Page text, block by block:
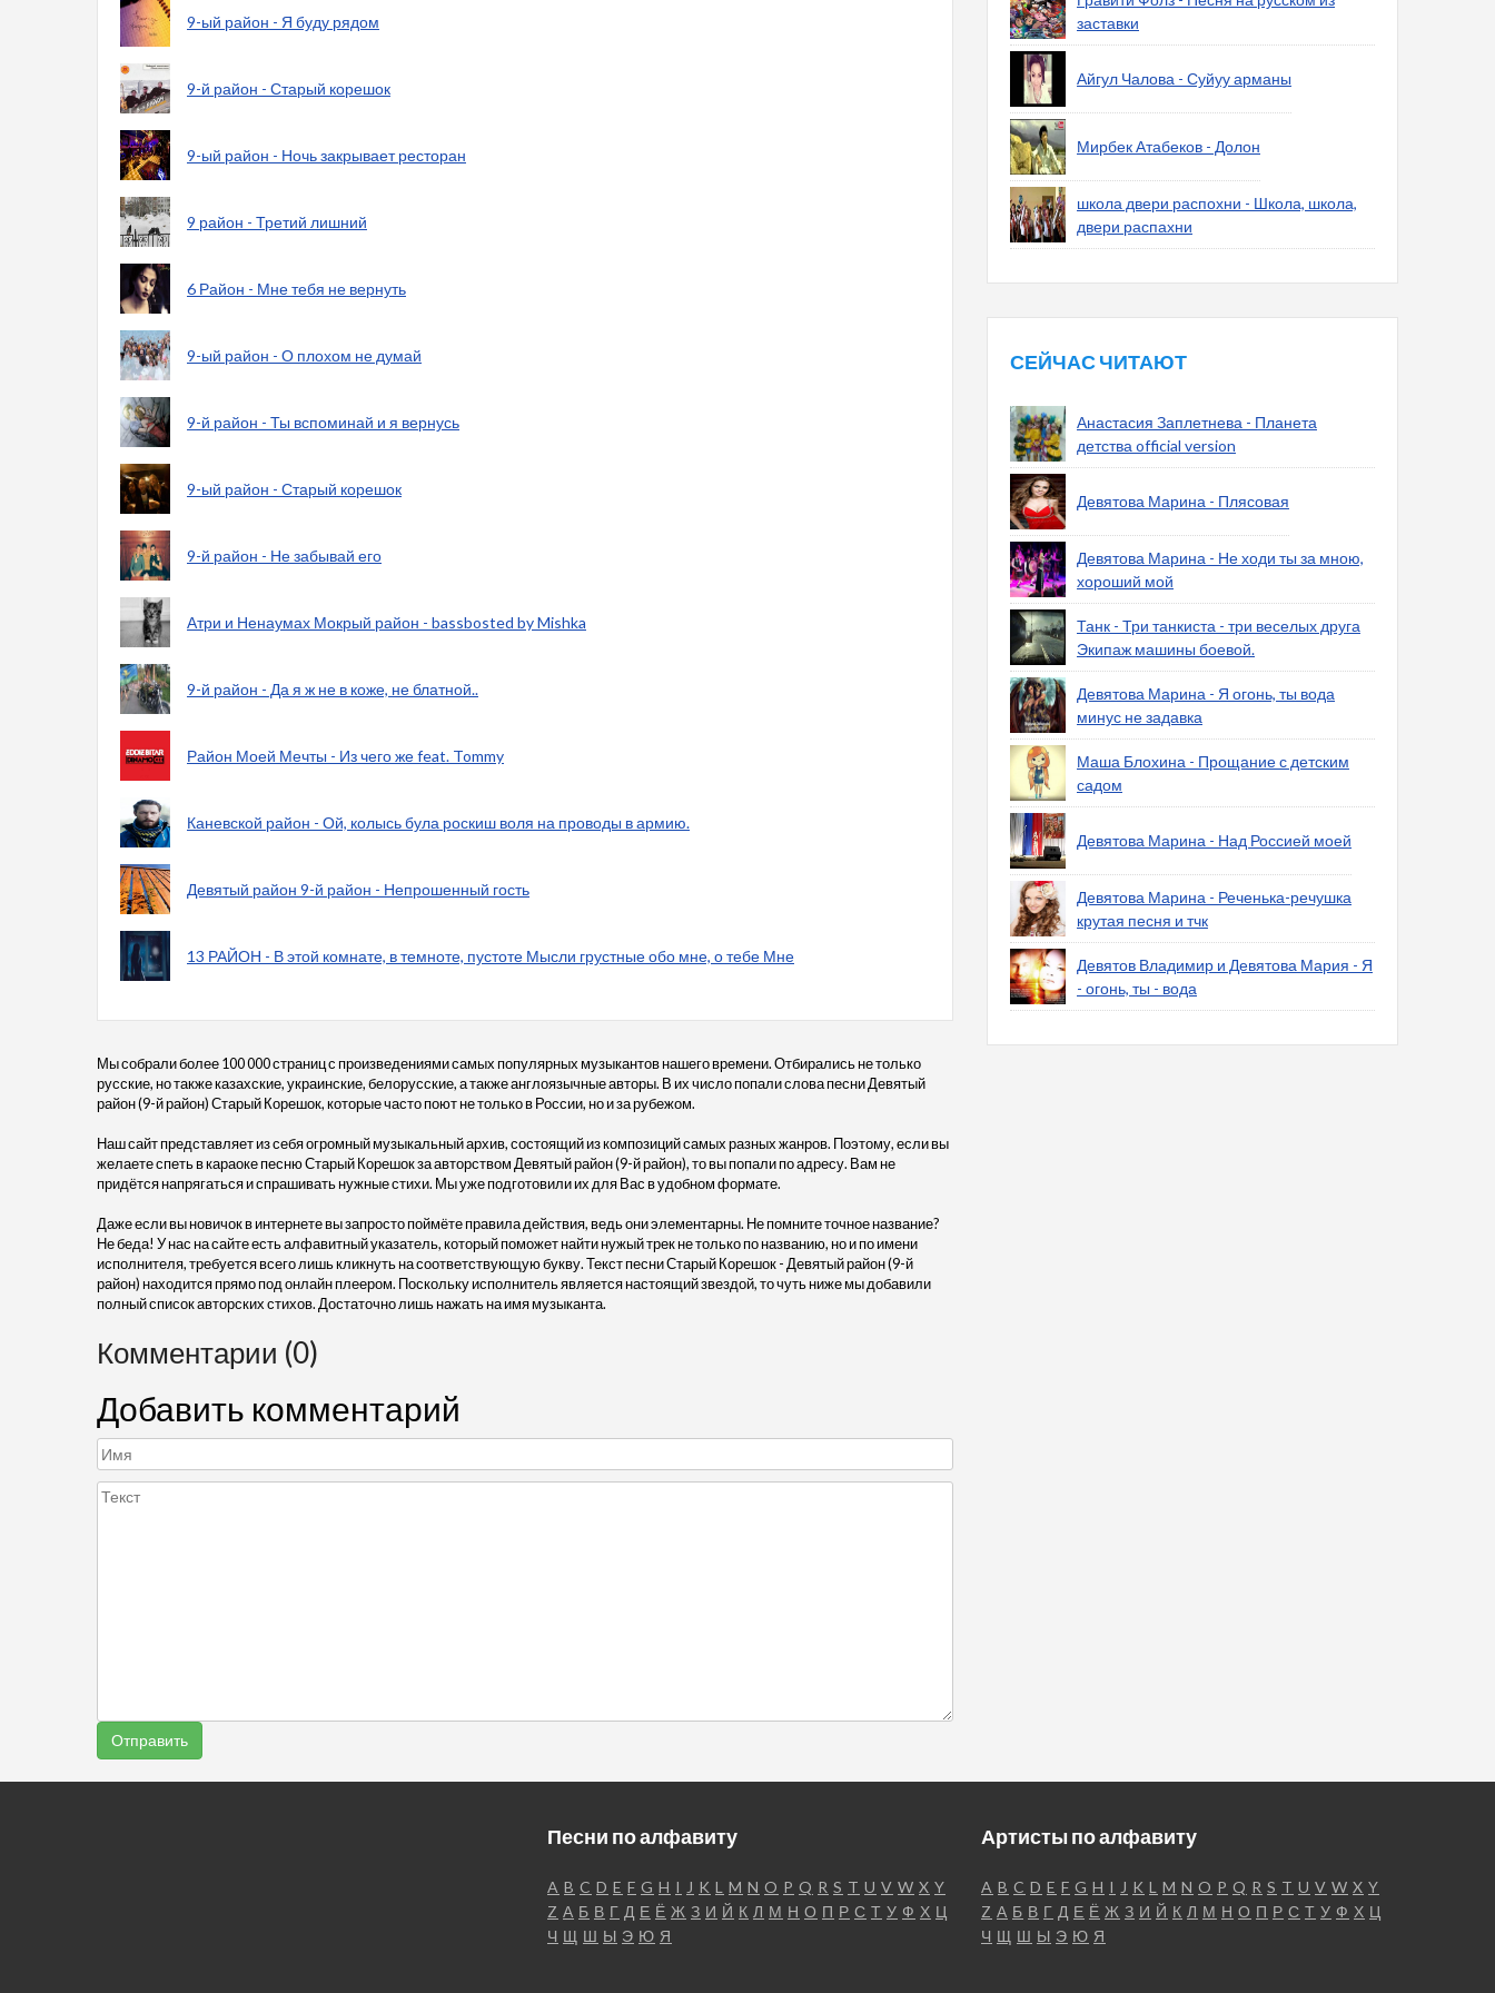
9-ый район - Я буду рядом
9-й район - Старый корешок
9-ый район - Ночь закрывает ресторан
9 район - Третий лишний
6 Район - Мне тебя не вернуть
9-ый район - О плохом не думай
9-й район - Ты вспоминай и я вернусь
9-ый район - Старый корешок
9-й район - Не забывай его
Атри и Ненаумах Мокрый район - bassbosted by Mishka
9-й район - Да я ж не в коже, не блатной..
Район Моей Мечты - Из чего же feat. Tommy
Каневской район - Ой, колысь була роскиш воля на проводы в армию.
Девятый район 9-й район - Непрошенный гость
13 РАЙОН - В этой комнате, в темноте, пустоте Мысли грустные обо мне, о тебе Мне
Мы собрали более 100 000 страниц с произведениями самых популярных музыкантов нашего времени. Отбирались не только
русские, но также казахские, украинские, белорусские, а также англоязычные авторы. В их число попали слова песни Девятый
район (9-й район) Старый Корешок, которые часто поют не только в России, но и за рубежом.
Наш сайт представляет из себя огромный музыкальный архив, состоящий из композиций самых разных жанров. Поэтому, если вы
желаете спеть в караоке песню Старый Корешок за авторством Девятый район (9-й район), то вы попали по адресу. Вам не
придётся напрягаться и спрашивать нужные стихи. Мы уже подготовили их для Вас в удобном формате.
Даже если вы новичок в интернете вы запросто поймёте правила действия, ведь они элементарны. Не помните точное название?
Не беда! У нас на сайте есть алфавитный указатель, который поможет найти нужый трек не только по названию, но и по имени
исполнителя, требуется всего лишь кликнуть на соответствующую букву. Текст песни Старый Корешок - Девятый район (9-й
район) находится прямо под онлайн плеером. Поскольку исполнитель является настоящий звездой, то чуть ниже мы добавили
полный список авторских стихов. Достаточно лишь нажать на имя музыканта.
Комментарии (0)
Добавить комментарий
заставки
Айгул Чалова - Суйуу арманы
Мирбек Атабеков - Долон
школа двери распохни - Школа, школа,
двери распахни
СЕЙЧАС ЧИТАЮТ
Анастасия Заплетнева - Планета
детства official version
Девятова Марина - Плясовая
Девятова Марина - Не ходи ты за мною,
хороший мой
Танк - Три танкиста - три веселых друга
Экипаж машины боевой.
Девятова Марина - Я огонь, ты вода
минус не задавка
Маша Блохина - Прощание с детским
садом
Девятова Марина - Над Россией моей
Девятова Марина - Реченька-речушка
крутая песня и тчк
Девятов Владимир и Девятова Мария - Я
- огонь, ты - вода
Песни по алфавиту
A B C D E F G H I J K L M N O P Q R S T U V W X Y
Z А Б В Г Д Е Ё Ж З И Й К Л М Н О П Р С Т У Ф Х Ц
Ч Щ Ш Ы Э Ю Я
Артисты по алфавиту
A B C D E F G H I J K L M N O P Q R S T U V W X Y
Z А Б В Г Д Е Ё Ж З И Й К Л М Н О П Р С Т У Ф Х Ц
Ч Щ Ш Ы Э Ю Я